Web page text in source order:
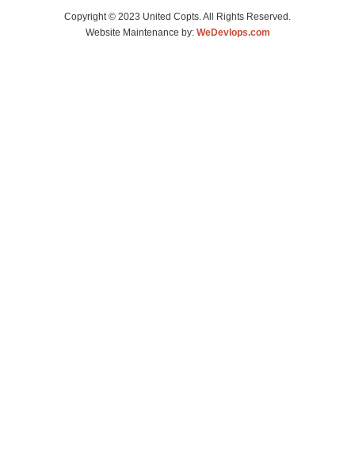
Copyright © 2023 United Copts. All Rights Reserved.
Website Maintenance by: WeDevlops.com